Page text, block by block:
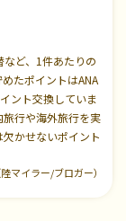
ど、1件あたりの
たポイントはANA
ント交換していま
行や海外旅行を実
かせないポイント
陸マイラー/ブロガー）